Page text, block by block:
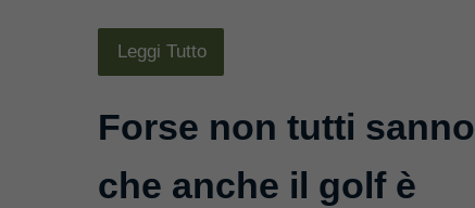
Leggi Tutto
Forse non tutti sanno
che anche il golf è